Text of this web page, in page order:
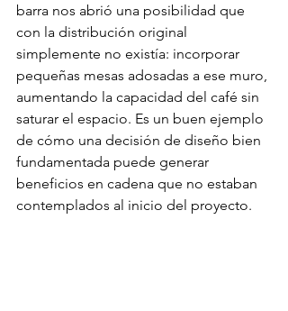
barra nos abrió una posibilidad que
con la distribución original
simplemente no existía: incorporar
pequeñas mesas adosadas a ese muro,
aumentando la capacidad del café sin
saturar el espacio. Es un buen ejemplo
de cómo una decisión de diseño bien
fundamentada puede generar
beneficios en cadena que no estaban
contemplados al inicio del proyecto.